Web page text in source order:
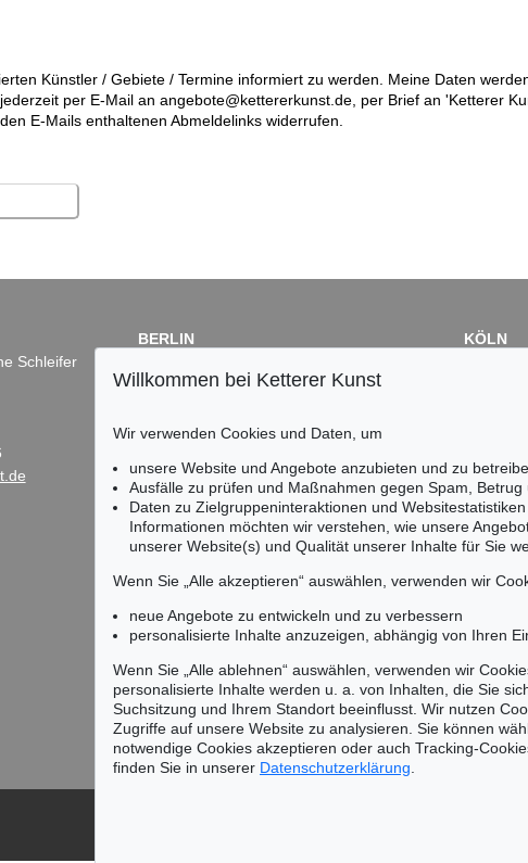
Künstler / Gebiete / Termine informiert zu werden. Meine Daten
per E-Mail an angebote@kettererkunst.de, per Brief an 'Ketterer
E-Mails enthaltenen Abmeldelinks widerrufen.
Schleifer
BERLIN
Fasanenstr. 70
Tel.: +49 (0)30 88 67 53-63
infoberlin@kettererkunst.de
KÖLN
Keine Auktion mehr verpassen!
Wir informieren Sie rechtzeitig.
Willkommen bei Ketterer Kunst
Wir verwenden Cookies und Daten, um
unsere Website und Angebote anzubieten und zu
Ausfälle zu prüfen und Maßnahmen gegen Spam,
Daten zu Zielgruppeninteraktionen und
Informationen möchten wir verstehen, wie unsere
unserer Website(s) und Qualität unserer Inhalte für Sie
Wenn Sie „Alle akzeptieren“ auswählen, verwenden wir
neue Angebote zu entwickeln und zu verbessern
personalisierte Inhalte anzuzeigen, abhängig von Ihren
Wenn Sie „Alle ablehnen“ auswählen, verwenden wir
personalisierte Inhalte werden u. a. von Inhalten, die Sie
Suchsitzung und Ihrem Standort beeinflusst. Wir nutzen
Zugriffe auf unsere Website zu analysieren. Sie können
notwendige Cookies akzeptieren oder auch Tracking-
finden Sie in unserer Datenschutzerklärung